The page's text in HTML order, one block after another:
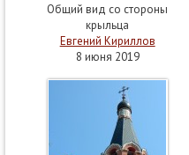
Общий вид со стороны
крыльца
Евгений Кириллов
8 июня 2019